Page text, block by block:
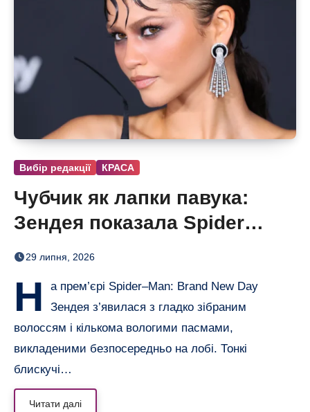
Вибір редакції КРАСА
Чубчик як лапки павука:
Зендея показала Spider
Bangs
29 липня, 2026
Н
а прем’єрі Spider–Man: Brand New Day
Зендея з’явилася з гладко зібраним
волоссям і кількома вологими пасмами,
викладеними безпосередньо на лобі. Тонкі
блискучі…
Читати далі